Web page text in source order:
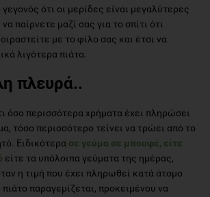
ότι οι μερίδες είναι μεγαλύτερες
παίρνετε μαζί σας για το σπίτι ότι
με το φίλο σας και έτσι να
λιγότερα πιάτα.
πλευρά..
όσο περισσότερα χρήματα έχει πληρώσει
τόσο περισσότερο τείνει να τρώει από το
Ειδικότερα σε γεύμα σε μπουφέ, είτε
είτε τα υπόλοιπα γεύματα της ημέρας,
η τιμή που έχει πληρωθεί κατά άτομο
παραγεμίζεται, προκειμένου να